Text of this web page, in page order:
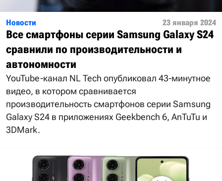
Новости 23 января 2024
Все смартфоны серии Samsung Galaxy S24
сравнили по производительности и
автономности
YouTube-канал NL Tech опубликовал 43-минутное
видео, в котором сравнивается
производительность смартфонов серии Samsung
Galaxy S24 в приложениях Geekbench 6, AnTuTu и
3DMark.